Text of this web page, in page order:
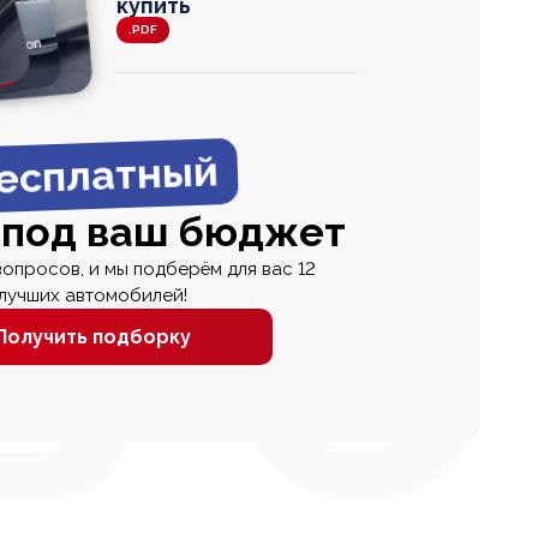
000
купить
.PDF
ваш бюджет
и мы подберём для вас 12
автомобилей!
подборку